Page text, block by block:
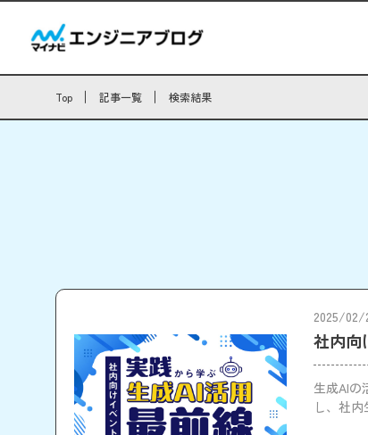
Top 記事一覧 検索結果
2025/02/
社内向
生成AIの
し、社